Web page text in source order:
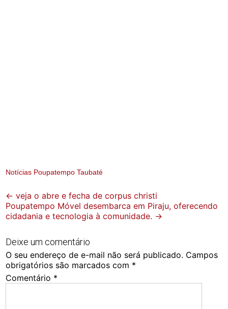
Notícias Poupatempo Taubaté
Post
navigation
← veja o abre e fecha de corpus christi
Poupatempo Móvel desembarca em Piraju, oferecendo
cidadania e tecnologia à comunidade. →
Deixe um comentário
O seu endereço de e-mail não será publicado. Campos
obrigatórios são marcados com *
Comentário *